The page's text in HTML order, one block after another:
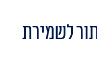
לשמירת